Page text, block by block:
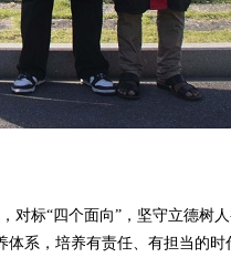
对标“四个面向”，坚守立德树
系，培养有责任、有担当的